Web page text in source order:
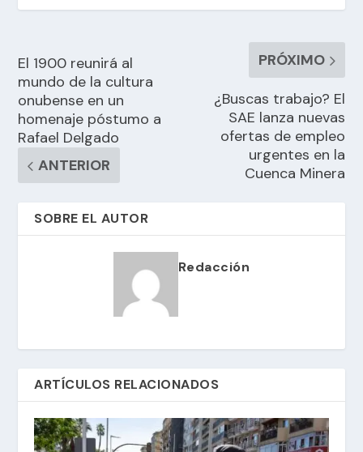
El 1900 reunirá al
mundo de la cultura
onubense en un
homenaje póstumo a
Rafael Delgado
ANTERIOR
PRÓXIMO
¿Buscas trabajo? El
SAE lanza nuevas
ofertas de empleo
urgentes en la
Cuenca Minera
SOBRE EL AUTOR
Redacción
ARTÍCULOS RELACIONADOS